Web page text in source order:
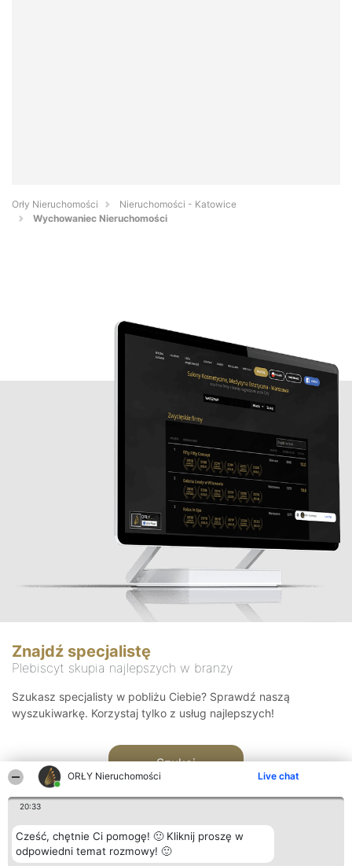
ORŁY Nieruchomości Live chat
20:33
Cześć, chętnie Ci pomogę! 🙂 Kliknij proszę w
odpowiedni temat rozmowy! 🙂
Orły Nieruchomości
Nieruchomości - Katowice
Wychowaniec Nieruchomości
Znajdź specjalistę
Plebiscyt skupia najlepszych w branży
Szukasz specjalisty w pobliżu Ciebie? Sprawdź naszą
wyszukiwarkę. Korzystaj tylko z usług najlepszych!
Szukaj